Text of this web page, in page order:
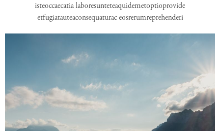
isteoccaecatia laboresunteteaquidemetoptioprovide
etfugiatauteaconsequaturac eosrerumreprehenderi